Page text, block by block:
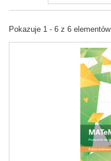
Pokazuje 1 - 6 z 6 elementów